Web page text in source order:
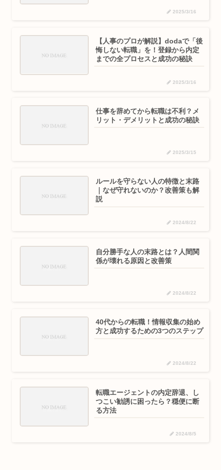
2025/3/16
【人事のプロが解説】dodaで「後
悔しない転職」を！登録から内定
までの全プロセスと成功の秘訣
2025/3/16
仕事を辞めてから転職は不利？メ
リット・デメリットと成功の秘訣
2025/3/15
ルールを守らない人の特徴と末路
｜なぜ守れないのか？改善策も解
説
2024/8/22
自分勝手な人の末路とは？人間関
係が壊れる原因と改善策
2024/8/22
40代からの転職！情報収集の始め
方と成功するための3つのステップ
2024/8/22
転職エージェントの内定辞退、し
つこい勧誘に困ったら？穏便に断
る方法
2024/8/5